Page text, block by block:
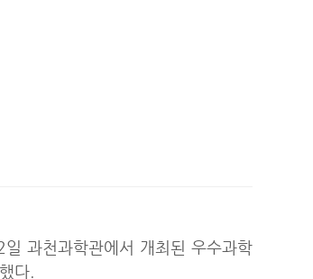
과천과학관에서 개최된 우수과학
다.